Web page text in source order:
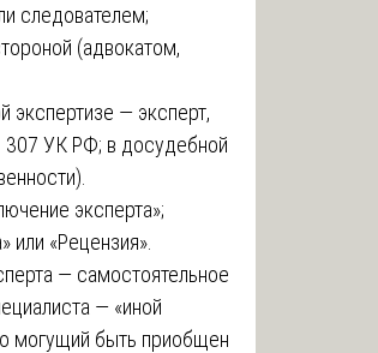
следователем;
(адвокатом,
экспертизе — эксперт,
307 УК РФ; в досудебной
эксперта»;
«Рецензия».
— самостоятельное
— «иной
могущий быть приобщен